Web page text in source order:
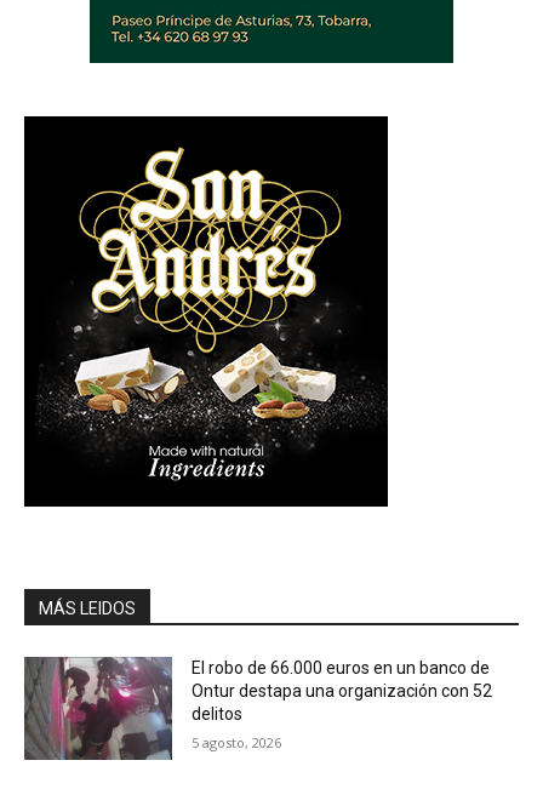
MÁS LEIDOS
El robo de 66.000 euros en un banco de
Ontur destapa una organización con 52
delitos
5 agosto, 2026